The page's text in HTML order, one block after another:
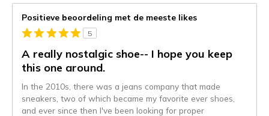
Positieve beoordeling met de meeste likes
5
A really nostalgic shoe-- I hope you keep
this one around.
In the 2010s, there was a jeans company that made
sneakers, two of which became my favorite ever shoes,
and ever since then I've been looking for proper